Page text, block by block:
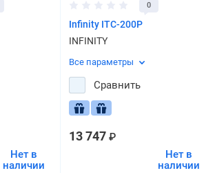
Нет в
наличии
0
Infinity ITC-200P
INFINITY
Все параметры
Сравнить
13 747 ₽
Нет в
наличии